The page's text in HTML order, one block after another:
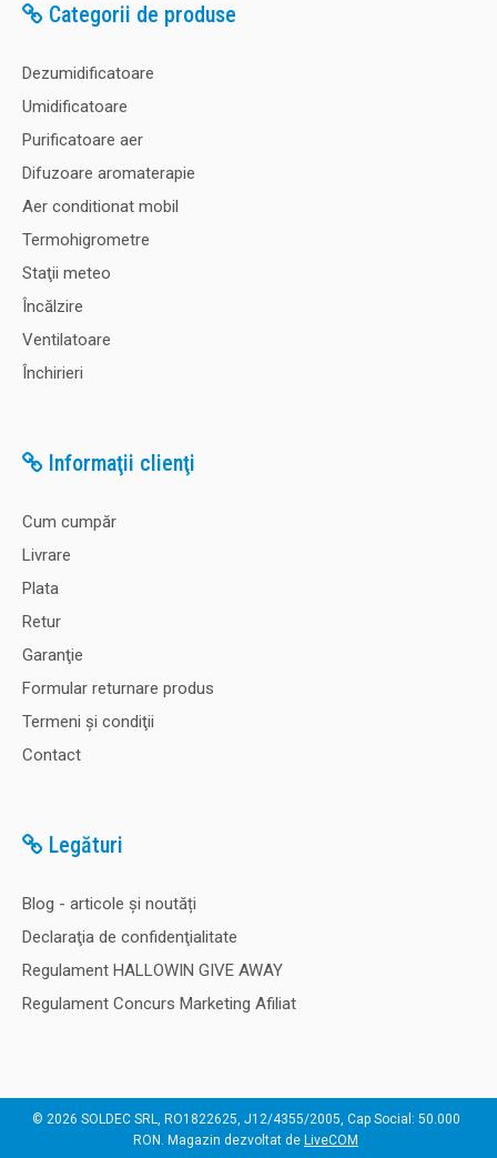
Categorii de produse
Dezumidificatoare
Umidificatoare
Purificatoare aer
Difuzoare aromaterapie
Aer conditionat mobil
Termohigrometre
Staţii meteo
Încălzire
Ventilatoare
Închirieri
Informaţii clienţi
Cum cumpăr
Livrare
Plata
Retur
Garanţie
Formular returnare produs
Termeni şi condiţii
Contact
Legături
Blog - articole și noutăți
Declaraţia de confidenţialitate
Regulament HALLOWIN GIVE AWAY
Regulament Concurs Marketing Afiliat
© 2026 SOLDEC SRL, RO1822625, J12/4355/2005, Cap Social: 50.000
RON. Magazin dezvoltat de LiveCOM